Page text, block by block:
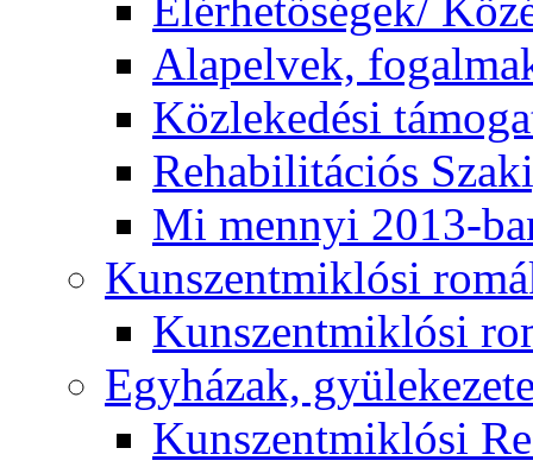
Alapelvek,
Közlekedési
Rehabilitációs
Mi mennyi 2013-
Kunszentmiklósi
Kunszentmiklósi
Egyházak,
Kunszentmiklósi